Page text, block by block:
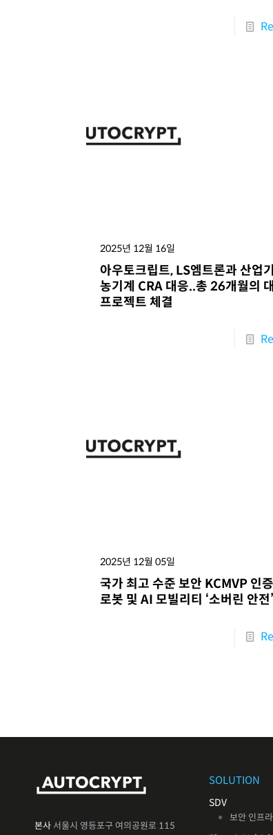
2025년 12월 16일
아우토크립트, LS엠트론과 산업
농기계 CRA 대응..총 26개월의
프로젝트 체결
2025년 12월 05일
국가 최고 수준 보안 KCMVP 인
로봇 및 AI 모빌리티 ‘소버린 안전
본사 서울시 영등포구 여의공원로 115
SOLUTION
SDV
보안 인프라